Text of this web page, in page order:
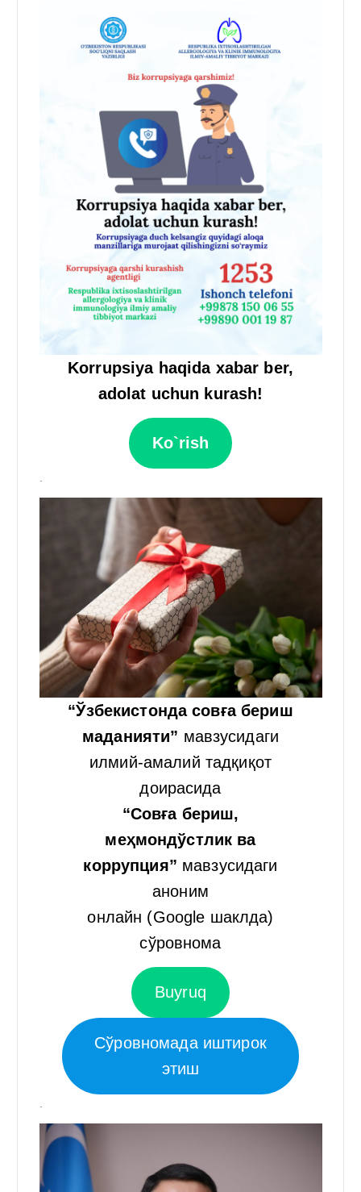
Korrupsiya haqida xabar ber,
adolat uchun kurash!
Ko`rish
“Ўзбекистонда совға бериш
маданияти” мавзусидаги
илмий-амалий тадқиқот
доирасида
“Совға бериш,
меҳмондўстлик ва
коррупция” мавзусидаги
аноним
онлайн (Google шаклда)
сўровнома
Buyruq
Сўровномада иштирок
этиш